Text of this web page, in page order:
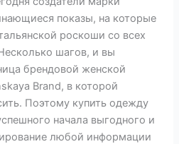
показы, на которые
роскоши со всех
шагов, и вы
брендовой женской
Brand, в которой
Поэтому купить одежду
начала выгодного и
любой информации